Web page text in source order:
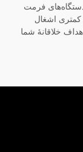
فرمت
کمتری اشغال
خلاقانهٔ شما